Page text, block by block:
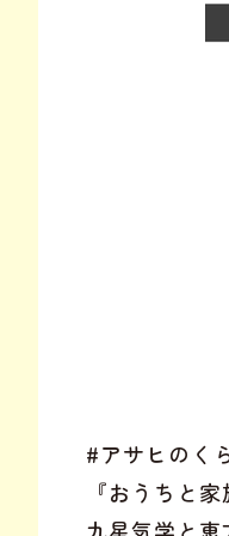
#アサヒのく
『おうちと